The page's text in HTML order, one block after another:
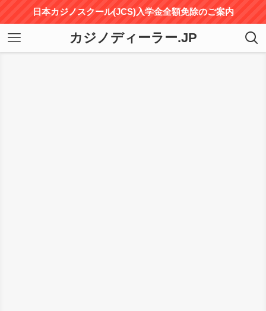
日本カジノスクール(JCS)入学金全額免除のご案内
カジノディーラー.JP